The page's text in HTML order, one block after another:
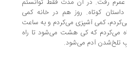
در آن مدت فقط توانستم
کوتاه. روز هم در خانه کمی
کمی آشپزی می‌کردم و به ساعت
که کی هشت می‌شود تا راه
آدم می‌شود.